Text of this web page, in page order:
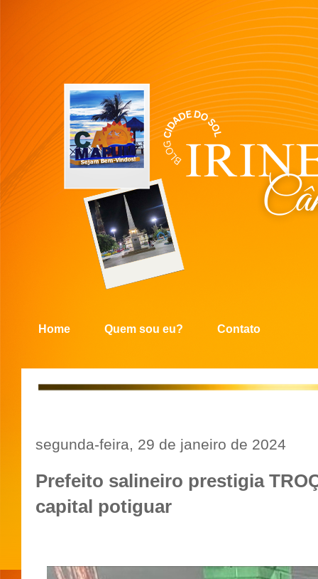
Home Quem sou eu? Contato
segunda-feira, 29 de janeiro de 2024
Prefeito salineiro prestigia
capital potiguar